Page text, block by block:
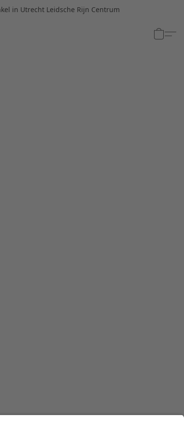
in Utrecht Leidsche Rijn Centrum